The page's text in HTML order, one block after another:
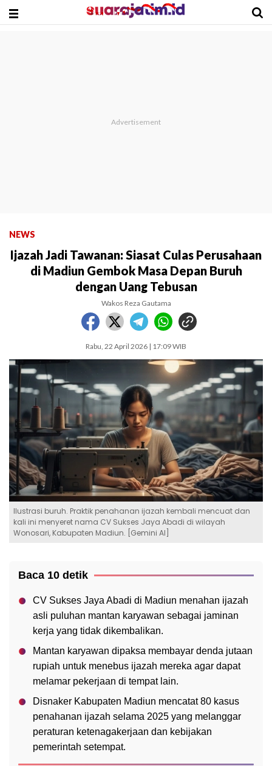
NEWS
Ijazah Jadi Tawanan: Siasat Culas Perusahaan
di Madiun Gembok Masa Depan Buruh
dengan Uang Tebusan
Wakos Reza Gautama
Rabu, 22 April 2026 | 17:09 WIB
Ilustrasi buruh. Praktik penahanan ijazah kembali mencuat dan
kali ini menyeret nama CV Sukses Jaya Abadi di wilayah
Wonosari, Kabupaten Madiun. [Gemini AI]
Baca 10 detik
CV Sukses Jaya Abadi di Madiun menahan ijazah
asli puluhan mantan karyawan sebagai jaminan
kerja yang tidak dikembalikan.
Mantan karyawan dipaksa membayar denda jutaan
rupiah untuk menebus ijazah mereka agar dapat
melamar pekerjaan di tempat lain.
Disnaker Kabupaten Madiun mencatat 80 kasus
penahanan ijazah selama 2025 yang melanggar
peraturan ketenagakerjaan dan kebijakan
pemerintah setempat.